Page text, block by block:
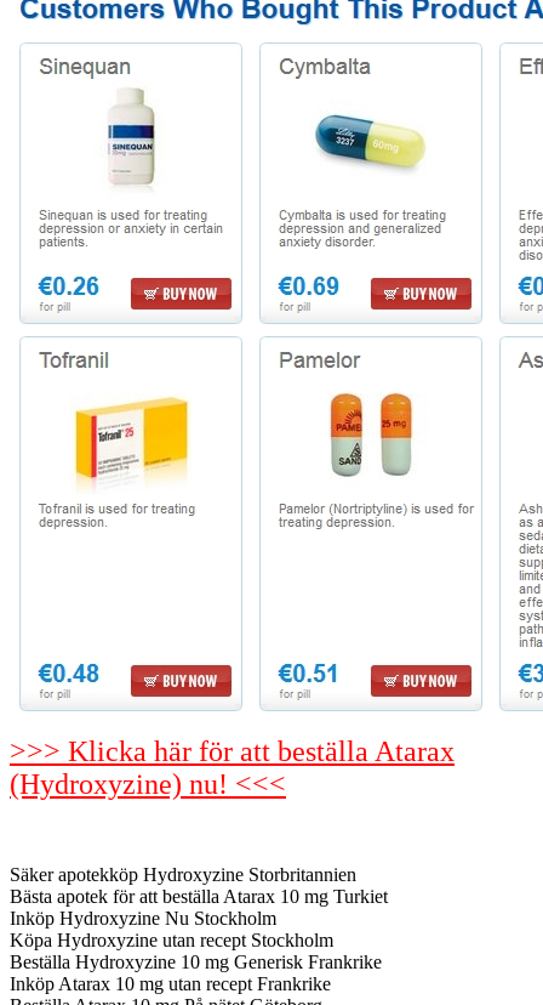
>>> Klicka här för att beställa Atarax
(Hydroxyzine) nu! <<<
Säker apotekköp Hydroxyzine Storbritannien
Bästa apotek för att beställa Atarax 10 mg Turkiet
Inköp Hydroxyzine Nu Stockholm
Köpa Hydroxyzine utan recept Stockholm
Beställa Hydroxyzine 10 mg Generisk Frankrike
Inköp Atarax 10 mg utan recept Frankrike